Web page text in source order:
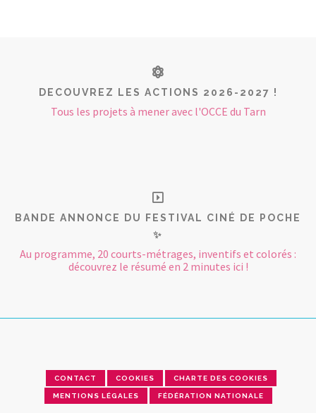
DECOUVREZ LES ACTIONS 2026-2027 !
Tous les projets à mener avec l'OCCE du Tarn
BANDE ANNONCE DU FESTIVAL CINÉ DE POCHE
✨
Au programme, 20 courts-métrages, inventifs et colorés :
découvrez le résumé en 2 minutes ici !
CONTACT COOKIES CHARTE DES COOKIES
MENTIONS LÉGALES FÉDÉRATION NATIONALE